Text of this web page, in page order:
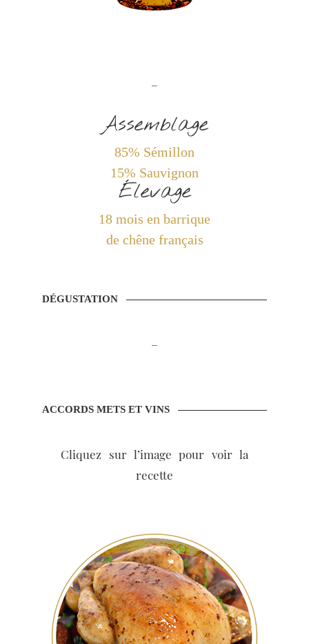
–
Assemblage
85% Sémillon
15% Sauvignon
Élevage
18 mois en barrique
de chêne français
DÉGUSTATION
–
ACCORDS METS ET VINS
Cliquez sur l’image pour voir la
recette